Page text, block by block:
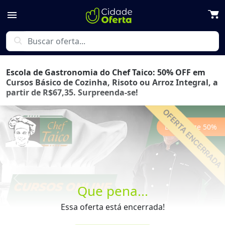
menu
search
Que pena...
Essa oferta está encerrada!
Escola de Gastronomia do Chef Taico: 50% OFF em
Cursos Básico de Cozinha, Risoto ou Arroz Integral, a
partir de R$67,35. Surpreenda-se!
Economize 50%